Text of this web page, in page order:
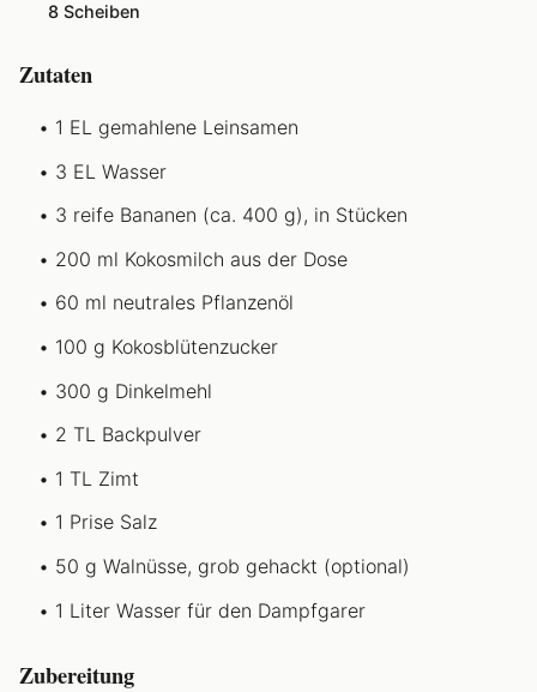
8 Scheiben
Zutaten
1 EL gemahlene Leinsamen
3 EL Wasser
3 reife Bananen (ca. 400 g), in Stücken
200 ml Kokosmilch aus der Dose
60 ml neutrales Pflanzenöl
100 g Kokosblütenzucker
300 g Dinkelmehl
2 TL Backpulver
1 TL Zimt
1 Prise Salz
50 g Walnüsse, grob gehackt (optional)
1 Liter Wasser für den Dampfgarer
Zubereitung